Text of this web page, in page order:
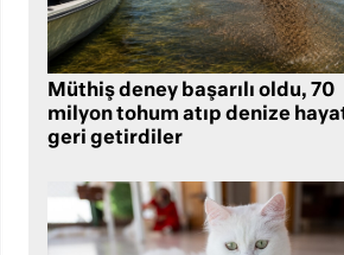
Müthiş deney başarılı oldu, 70
milyon tohum atıp denize
geri getirdiler